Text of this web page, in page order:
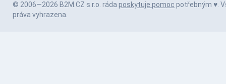
© 2006—2026 B2M.CZ s.r.o. ráda poskytuje pomoc potřebným ♥️.
práva vyhrazena.